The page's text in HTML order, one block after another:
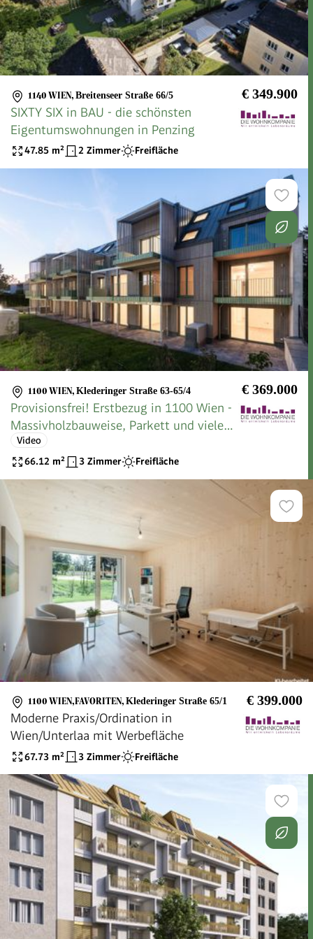
1140 WIEN, Breitenseer Straße 66/5 € 349.900
SIXTY SIX in BAU - die schönsten
Eigentumswohnungen in Penzing
47.85 m² 2 Zimmer Freifläche
1100 WIEN, Klederinger Straße 63-65/4 € 369.000
Provisionsfrei! Erstbezug in 1100 Wien -
Massivholzbauweise, Parkett und vieles
mehr
Video
66.12 m² 3 Zimmer Freifläche
1100 WIEN,FAVORITEN, Klederinger Straße 65/1 € 399.000
Moderne Praxis/Ordination in
Wien/Unterlaa mit Werbefläche
67.73 m² 3 Zimmer Freifläche